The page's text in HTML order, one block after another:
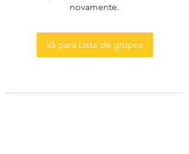
novamente.
Vá para Lista de grupos